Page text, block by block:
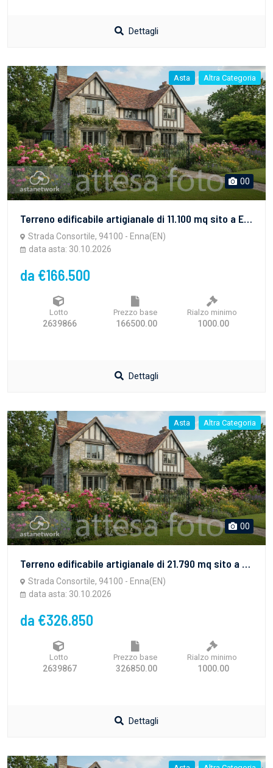
Dettagli
Asta Altra Categoria
00
Terreno edificabile artigianale di 11.100 mq sito a Enna (EN), in zona Industriale Dittaino. Per maggiori informazioni visitare il portale www.quimmo.it - Codice annuncio 2639866
Strada Consortile, 94100 - Enna(EN)
data asta: 30.10.2026
da €166.500
Lotto
2639866
Prezzo base
166500.00
Rialzo minimo
1000.00
Dettagli
Asta Altra Categoria
00
Terreno edificabile artigianale di 21.790 mq sito a Enna (EN), in zona Industriale Dittaino. Per maggiori informazioni visitare il portale www.quimmo.it - Codice annuncio 2639867
Strada Consortile, 94100 - Enna(EN)
data asta: 30.10.2026
da €326.850
Lotto
2639867
Prezzo base
326850.00
Rialzo minimo
1000.00
Dettagli